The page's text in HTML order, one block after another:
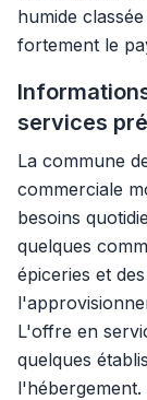
humide
fortement le
services
La commune
commerciale
besoins
quelques
épiceries et
L'offre en
quelques